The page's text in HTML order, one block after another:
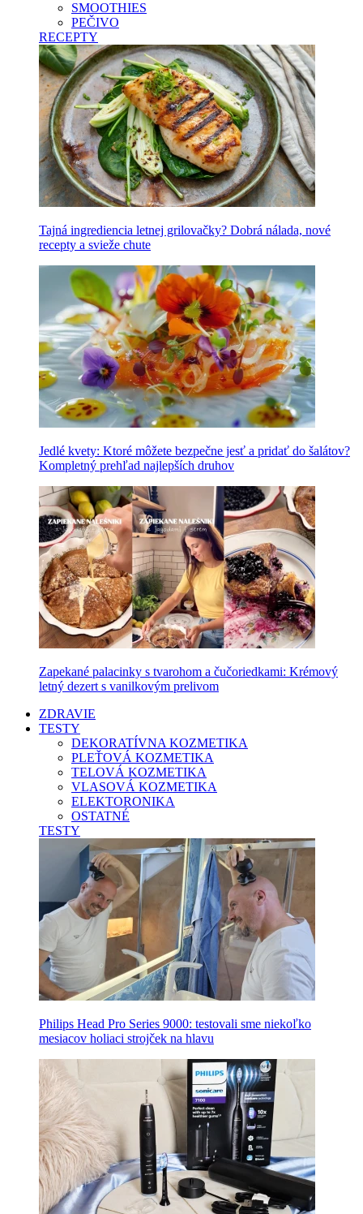
SMOOTHIES
PEČIVO
RECEPTY
Tajná ingrediencia letnej grilovačky? Dobrá nálada, nové
recepty a svieže chute
Jedlé kvety: Ktoré môžete bezpečne jesť a pridať do šalátov?
Kompletný prehľad najlepších druhov
Zapekané palacinky s tvarohom a čučoriedkami: Krémový
letný dezert s vanilkovým prelivom
ZDRAVIE
TESTY
DEKORATÍVNA KOZMETIKA
PLEŤOVÁ KOZMETIKA
TELOVÁ KOZMETIKA
VLASOVÁ KOZMETIKA
ELEKTORONIKA
OSTATNÉ
TESTY
Philips Head Pro Series 9000: testovali sme niekoľko
mesiacov holiaci strojček na hlavu